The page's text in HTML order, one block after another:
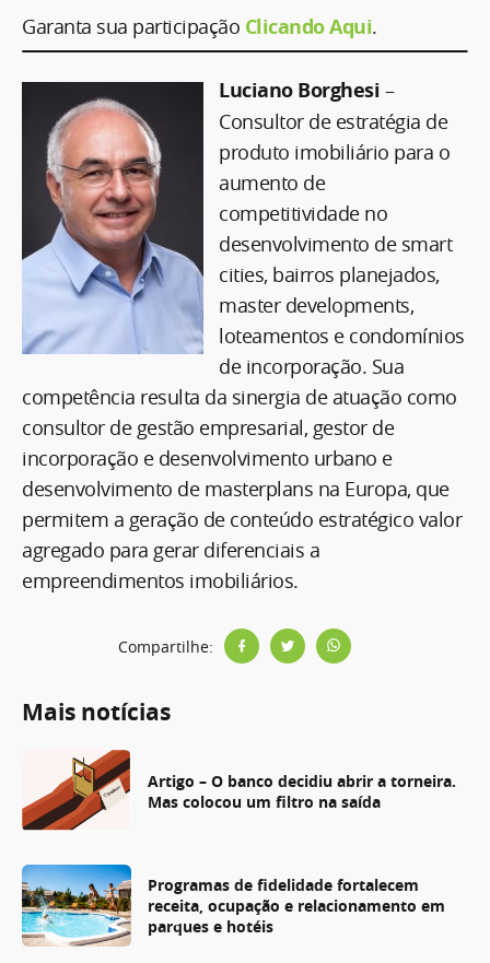
Garanta sua participação Clicando Aqui.
Luciano Borghesi –
Consultor de estratégia de
produto imobiliário para o
aumento de
competitividade no
desenvolvimento de smart
cities, bairros planejados,
master developments,
loteamentos e condomínios
de incorporação. Sua
competência resulta da sinergia de atuação como
consultor de gestão empresarial, gestor de
incorporação e desenvolvimento urbano e
desenvolvimento de masterplans na Europa, que
permitem a geração de conteúdo estratégico valor
agregado para gerar diferenciais a
empreendimentos imobiliários.
Compartilhe:
Mais notícias
Artigo – O banco decidiu abrir a torneira.
Mas colocou um filtro na saída
Programas de fidelidade fortalecem
receita, ocupação e relacionamento em
parques e hotéis